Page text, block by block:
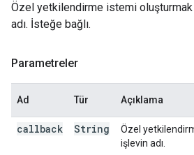
Özel yetkilendirme istemi oluşturmak
adı. İsteğe bağlı.
Parametreler
Ad Tür Açıklama
callback String
Özel
işlevin adı.